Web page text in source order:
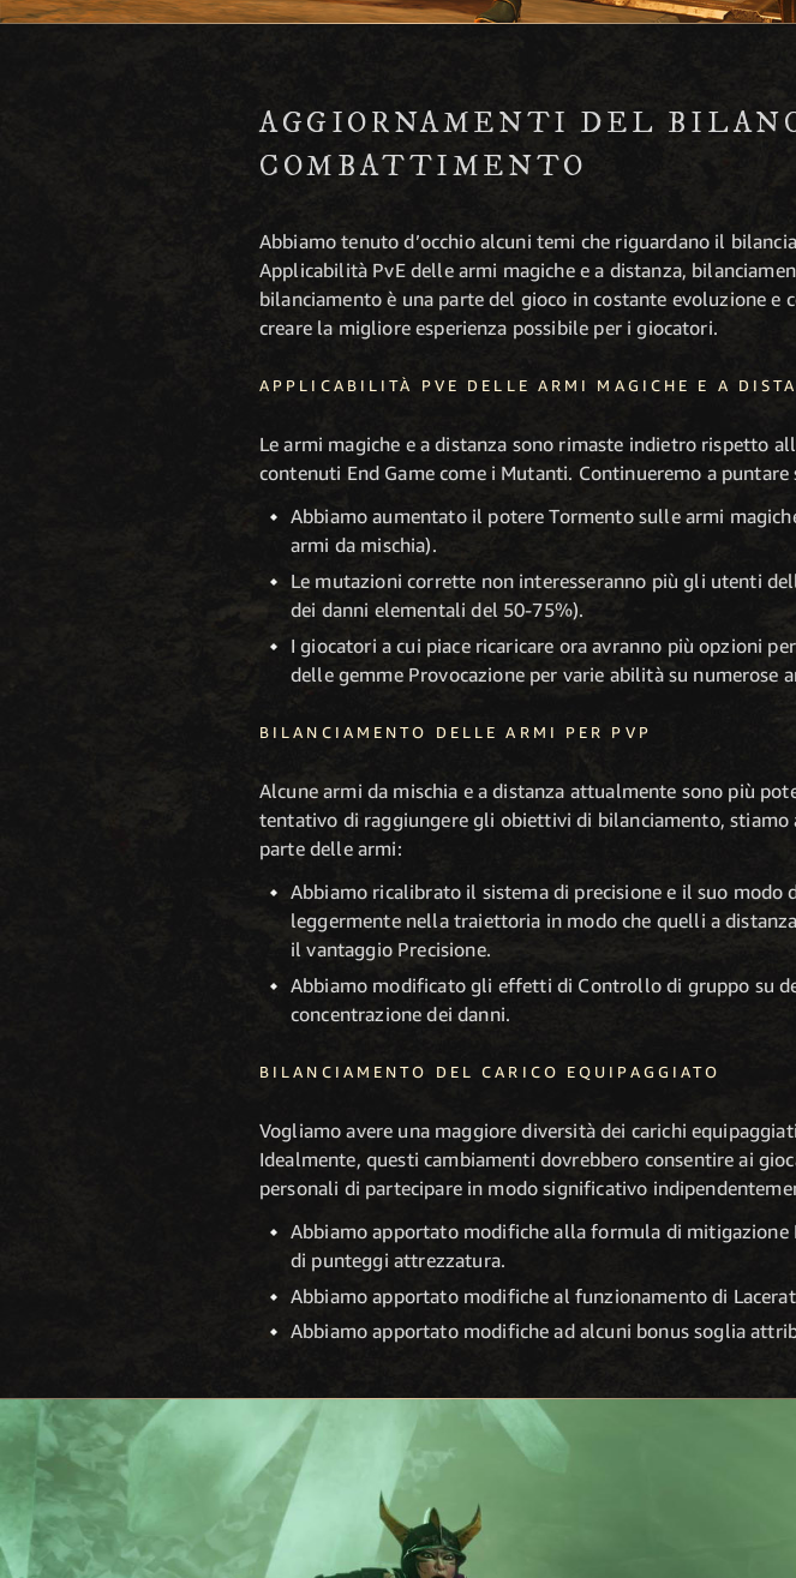
AGGIORNAMENTI DEL
COMBATTIMENTO
Abbiamo tenuto d’occhio alcuni temi che riguardano il
Applicabilità PvE delle armi magiche e a distanza,
bilanciamento è una parte del gioco in costante evoluzione
creare la migliore esperienza possibile per i giocatori.
APPLICABILITÀ PVE DELLE ARMI MAGICHE E A
Le armi magiche e a distanza sono rimaste indietro rispetto
contenuti End Game come i Mutanti. Continueremo a
Abbiamo aumentato il potere Tormento sulle armi
armi da mischia).
Le mutazioni corrette non interesseranno più gli utenti
dei danni elementali del 50-75%).
I giocatori a cui piace ricaricare ora avranno più opzioni
delle gemme Provocazione per varie abilità su numerose
BILANCIAMENTO DELLE ARMI PER PVP
Alcune armi da mischia e a distanza attualmente sono più
tentativo di raggiungere gli obiettivi di bilanciamento,
parte delle armi:
Abbiamo ricalibrato il sistema di precisione e il suo
leggermente nella traiettoria in modo che quelli a
il vantaggio Precisione.
Abbiamo modificato gli effetti di Controllo di gruppo su
concentrazione dei danni.
BILANCIAMENTO DEL CARICO EQUIPAGGIATO
Vogliamo avere una maggiore diversità dei carichi
Idealmente, questi cambiamenti dovrebbero consentire ai
personali di partecipare in modo significativo
Abbiamo apportato modifiche alla formula di mitigazione
di punteggi attrezzatura.
Abbiamo apportato modifiche al funzionamento di
Abbiamo apportato modifiche ad alcuni bonus soglia